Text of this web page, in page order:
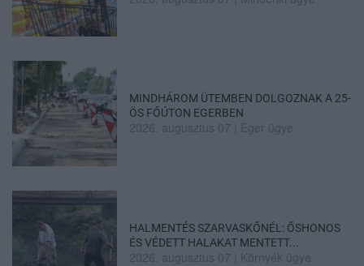
MINDHÁROM ÜTEMBEN DOLGOZNAK A 25-
ÖS FŐÚTON EGERBEN
2026. augusztus 07 Eger ügye
HALMENTÉS SZARVASKŐNÉL: ŐSHONOS
ÉS VÉDETT HALAKAT MENTETT...
2026. augusztus 07 Környék ügye